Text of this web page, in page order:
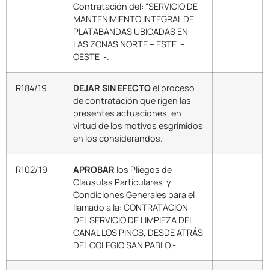
Contratación del: “SERVICIO DE
MANTENIMIENTO INTEGRAL DE
PLATABANDAS UBICADAS EN
LAS ZONAS NORTE – ESTE –
OESTE -.
R184/19 DEJAR SIN EFECTOel proceso
de contratación que rigen las
presentes actuaciones, en
virtud de los motivos esgrimidos
en los considerandos.-
R102/19 APROBAR los Pliegos de
Clausulas Particulares y
Condiciones Generales para el
llamado a la: CONTRATACION
DEL SERVICIO DE LIMPIEZA DEL
CANAL LOS PINOS, DESDE ATRÁS
DEL COLEGIO SAN PABLO.-